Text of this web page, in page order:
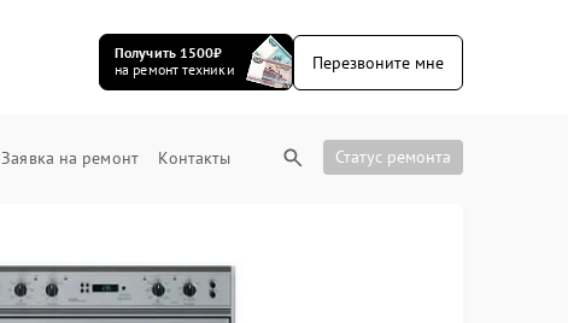
Получить 1500₽
на ремонт техники
Перезвоните мне
Заявка на ремонт Контакты Статус ремонта